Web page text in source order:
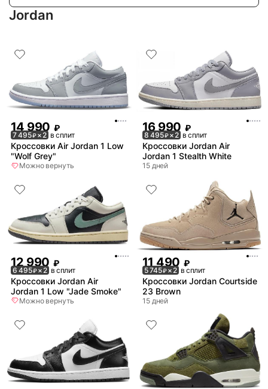
Jordan
14 990 ₽
7 495₽× 2 в сплит
Кроссовки Air Jordan 1 Low
"Wolf Grey"
Можно вернуть
16 990 ₽
8 495₽× 2 в сплит
Кроссовки Jordan Air
Jordan 1 Stealth White
15 дней
12 990 ₽
6 495₽× 2 в сплит
Кроссовки Jordan Air
Jordan 1 Low "Jade Smoke"
Можно вернуть
11 490 ₽
5 745₽× 2 в сплит
Кроссовки Jordan Courtside
23 Brown
15 дней